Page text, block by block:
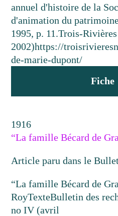
annuel d'histoire de la
d'animation du
1995, p. 11.Trois-
2002)https://
de-marie-dupont/
Fiche
1916
“La famille Bécard de
Article paru dans le
“La famille Bécard de
RoyTexteBulletin des
no IV (avril